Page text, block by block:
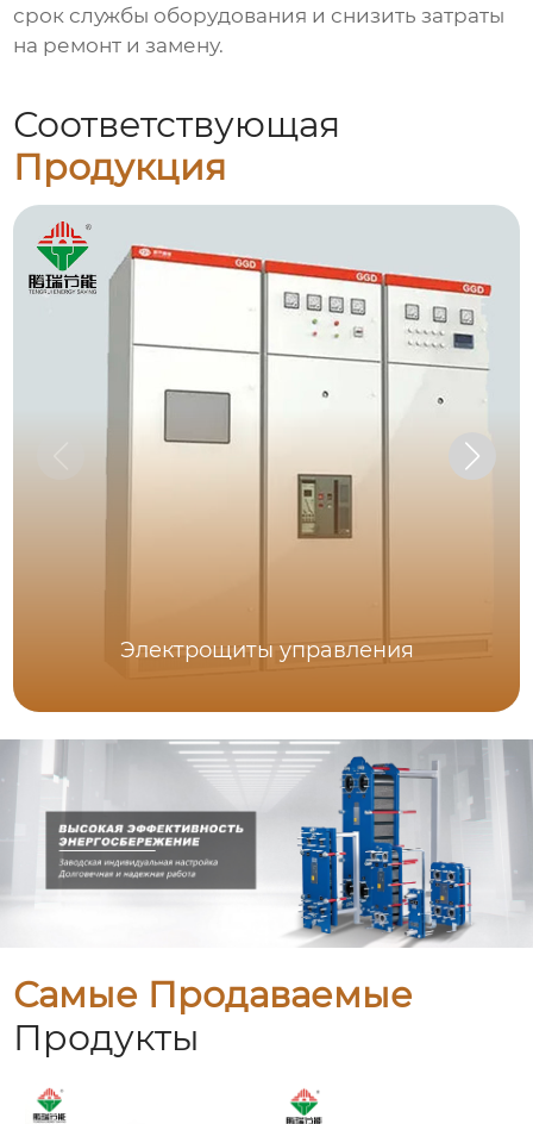
срок службы оборудования и снизить затраты
на ремонт и замену.
Соответствующая
Продукция
Электрощиты управления
Самые Продаваемые
Продукты